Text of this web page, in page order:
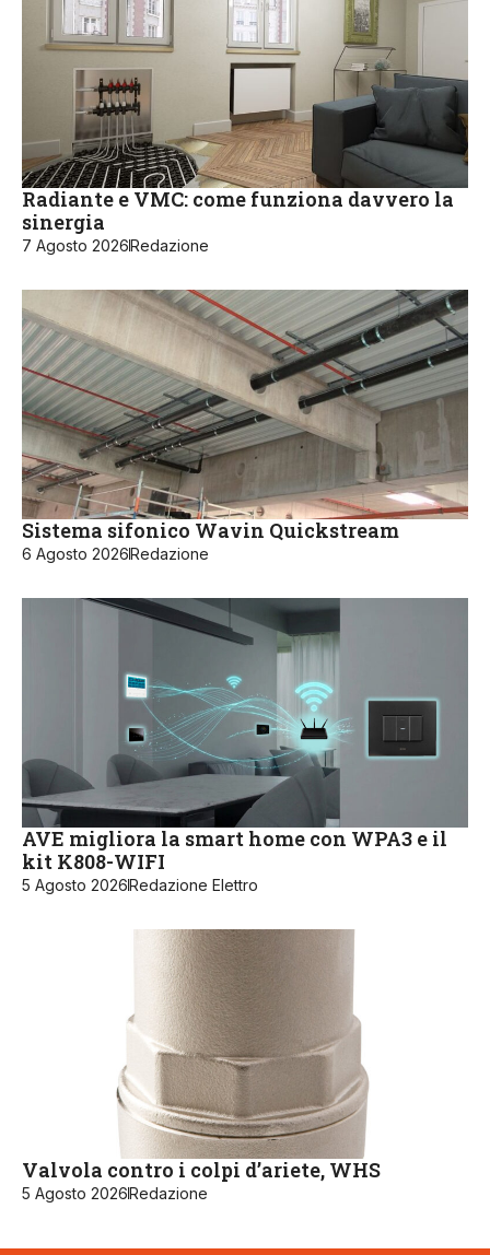
Radiante e VMC: come funziona davvero la
sinergia
7 Agosto 2026Redazione
Sistema sifonico Wavin Quickstream
6 Agosto 2026Redazione
AVE migliora la smart home con WPA3 e il
kit K808-WIFI
5 Agosto 2026Redazione Elettro
Valvola contro i colpi d’ariete, WHS
5 Agosto 2026Redazione